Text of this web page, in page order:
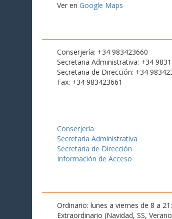
Ver en Google Maps
Conserjería: +34 983423660
Secretaria Administrativa: +34
Secretaria de Dirección: +34
Fax: +34 983423661
Conserjería
Secretaria Administrativa
Secretaria de Dirección
Información de Acceso
Ordinario: lunes a viernes de 8 a
Extraordinario (Navidad, SS,